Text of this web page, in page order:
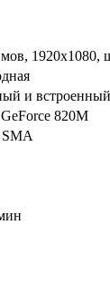
1920x1080,
и встроенный
820M